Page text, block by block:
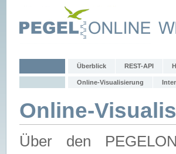
Überblick REST-API
Online-Visualisierung
Online-
Über den